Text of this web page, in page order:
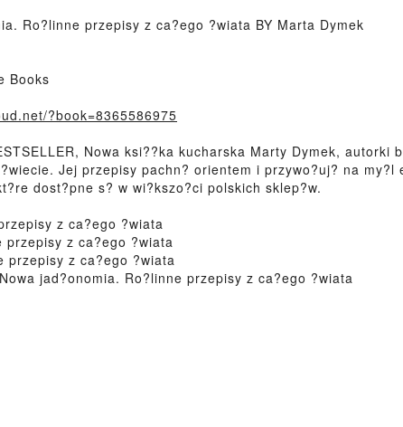
Ro?linne przepisy z ca?ego ?wiata BY Marta Dymek
Books
?book=8365586975
Nowa ksi??ka kucharska Marty Dymek, autorki
Jej przepisy pachn? orientem i przywo?uj? na
dost?pne s? w wi?kszo?ci polskich sklep?w.
z ca?ego ?wiata
przepisy z ca?ego ?wiata
przepisy z ca?ego ?wiata
jad?onomia. Ro?linne przepisy z ca?ego ?wiata